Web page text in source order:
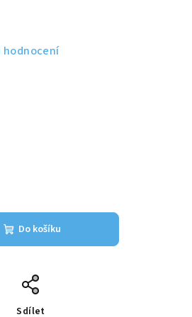
hodnocení
Do košíku
Sdílet